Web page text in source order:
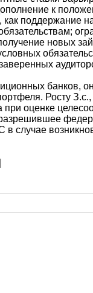
к
поддержание
новых
банков,
Росту
оценке
в случае